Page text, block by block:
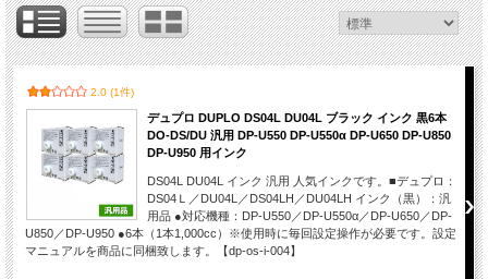
2.0 (1件)
デュプロ DUPLO DS04L DU04L ブラック インク 黒6本
DO-DS/DU 汎用 DP-U550 DP-U550α DP-U650 DP-U850
DP-U950 用インク
DS04L DU04L インク 汎用 人気インクです。■デュプロ：
DS04Ｌ／DU04L／DS04LH／DU04LH インク（黒）：汎
用品 ●対応機種：DP-U550／DP-U550α／DP-U650／DP-
U850／DP-U950 ●6本（1本1,000cc）※使用時に毎回設定操作が必要です。設定
マニュアルを商品に同梱致します。【dp-os-i-004】